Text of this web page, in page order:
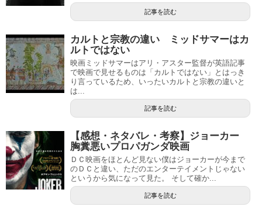
記事を読む
カルトと宗教の違い ミッドサマーはカ
ルトではない
映画ミッドサマーはアリ・アスター監督が英語記事
で映画で見せるものは「カルトではない」とはっき
り言っているため、いったいカルトと宗教の違いと
は...
記事を読む
【感想・ネタバレ・考察】ジョーカー
胸糞悪いプロパガンダ映画
ＤＣ映画をほとんど見ない僕はジョーカーが今まで
のＤＣと違い、ただのエンターテイメントじゃない
というから気になって見た。 そして確か...
記事を読む